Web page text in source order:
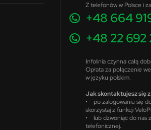
Z telefonów w Polsce i
+48 664
+48 22 692
Infolinia czynna całą
Opłata za połączenie
w języku polskim.
Jak skontaktujesz się
• po zalogowaniu się
skorzystaj z funkcji
• lub dzwoniąc do nas
telefonicznej.